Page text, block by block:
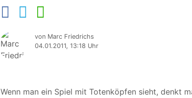
von Marc Friedrichs
04.01.2011, 13:18 Uhr
Wenn man ein Spiel mit Totenköpfen sieht, denkt